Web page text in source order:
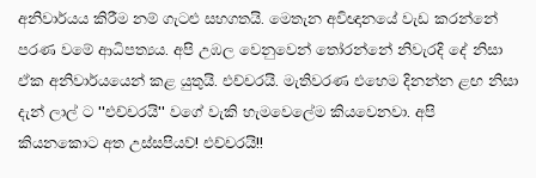
අනිවාර්යය කිරීම නම් ගැටළු සහගතයි. මෙතැන අවිඥානයේ වැඩ කරන්නේ
පරණ වමේ ආධිපත්‍යය. අපි උඹල වෙනුවෙන් තෝරන්නේ නිවැරදි දේ නිසා
ඒක අනිවාර්යයෙන් කළ යුතුයි. එච්චරයි. මැතිවරණ එහෙම දිනන්න ළඟ නිසා
දැන් ලාල් ට ''එච්චරයි'' වගේ වැකි හැමවෙලේම කියවෙනවා. අපි
කියනකොට අත උස්සපියව්! එච්චරයි!!